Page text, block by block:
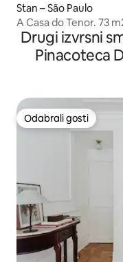
Stan – São Paulo
A Casa do Tenor. 73
Drugi izvrsni
Pinacoteca
Odabrali gosti
Odabrali gosti